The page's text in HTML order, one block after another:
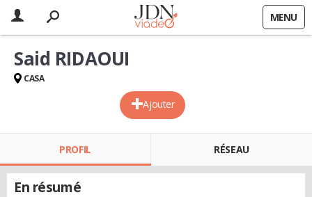
MENU
Ajouter
Said RIDAOUI
CASA
PROFIL RÉSEAU
En résumé